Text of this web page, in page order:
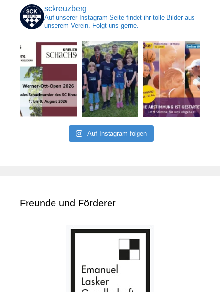
sckreuzberg
Auf unserer Instagram-Seite findet ihr tolle Bilder aus
unserem Verein. Folgt uns gerne.
Auf Instagram folgen
Freunde und Förderer